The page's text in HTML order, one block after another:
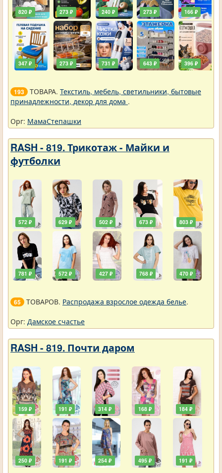
820 ₽
347 ₽
273 ₽
273 ₽
240 ₽
731 ₽
273 ₽
643 ₽
166 ₽
396 ₽
193 ТОВАРА. Текстиль, мебель, светильники, бытовые
принадлежности, декор для дома .
Орг: МамаСтепашки
RASH - 819. Трикотаж - Майки и
футболки
572 ₽
781 ₽
629 ₽
572 ₽
502 ₽
427 ₽
673 ₽
768 ₽
803 ₽
470 ₽
65 ТОВАРОВ. Распродажа взрослое одежда белье.
Орг: Дамское счастье
RASH - 819. Почти даром
159 ₽
250 ₽
191 ₽
191 ₽
314 ₽
254 ₽
168 ₽
495 ₽
184 ₽
191 ₽